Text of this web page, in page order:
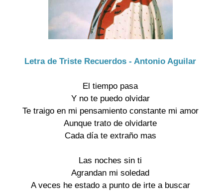
Letra de Triste Recuerdos - Antonio Aguilar
El tiempo pasa
Y no te puedo olvidar
Te traigo en mi pensamiento constante mi amor
Aunque trato de olvidarte
Cada día te extraño mas
Las noches sin ti
Agrandan mi soledad
A veces he estado a punto de irte a buscar